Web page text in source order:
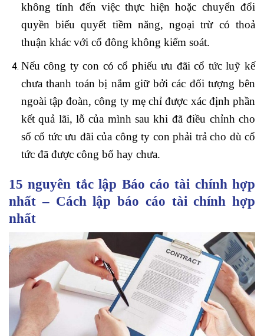
không tính đến việc thực hiện hoặc chuyển đổi
quyền biểu quyết tiềm năng, ngoại trừ có thoả
thuận khác với cổ đông không kiểm soát.
Nếu công ty con có cổ phiếu ưu đãi cổ tức luỹ kế
chưa thanh toán bị nắm giữ bởi các đối tượng bên
ngoài tập đoàn, công ty mẹ chỉ được xác định phần
kết quả lãi, lỗ của mình sau khi đã điều chỉnh cho
số cổ tức ưu đãi của công ty con phải trả cho dù cổ
tức đã được công bố hay chưa.
15 nguyên tắc lập Báo cáo tài chính hợp
nhất – Cách lập báo cáo tài chính hợp
nhất